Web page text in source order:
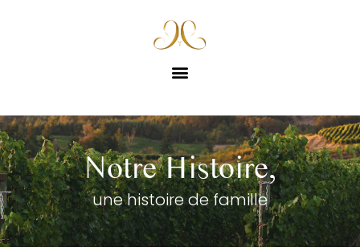
Notre Histoire,
une histoire de famille